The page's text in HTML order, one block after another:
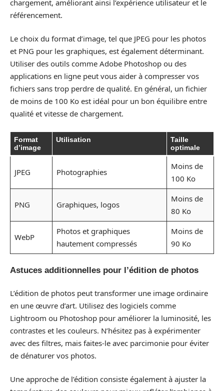
chargement, améliorant ainsi l’expérience utilisateur et le
référencement.
Le choix du format d’image, tel que JPEG pour les photos
et PNG pour les graphiques, est également déterminant.
Utiliser des outils comme Adobe Photoshop ou des
applications en ligne peut vous aider à compresser vos
fichiers sans trop perdre de qualité. En général, un fichier
de moins de 100 Ko est idéal pour un bon équilibre entre
qualité et vitesse de chargement.
Format
d’image
Utilisation
Taille
optimale
JPEG Photographies
Moins de
100 Ko
PNG Graphiques, logos
Moins de
80 Ko
WebP
Photos et graphiques
hautement compressés
Moins de
90 Ko
Astuces additionnelles pour l’édition de photos
L’édition de photos peut transformer une image ordinaire
en une œuvre d’art. Utilisez des logiciels comme
Lightroom ou Photoshop pour améliorer la luminosité, les
contrastes et les couleurs. N’hésitez pas à expérimenter
avec des filtres, mais faites-le avec parcimonie pour éviter
de dénaturer vos photos.
Une approche de l’édition consiste également à ajuster la